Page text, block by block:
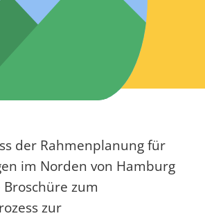
der Rahmenplanung für
im Norden von Hamburg
zum
zur